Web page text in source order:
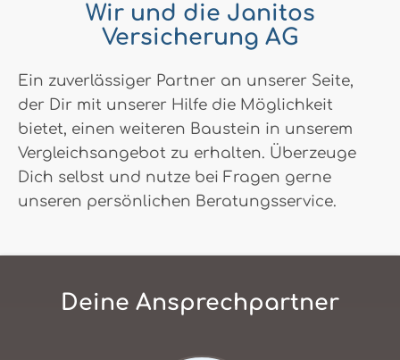
Wir und die Janitos
Versicherung AG
Ein zuverlässiger Partner an unserer Seite,
der Dir mit unserer Hilfe die Möglichkeit
bietet, einen weiteren Baustein in unserem
Vergleichsangebot zu erhalten. Überzeuge
Dich selbst und nutze bei Fragen gerne
unseren persönlichen Beratungsservice.
Deine Ansprechpartner